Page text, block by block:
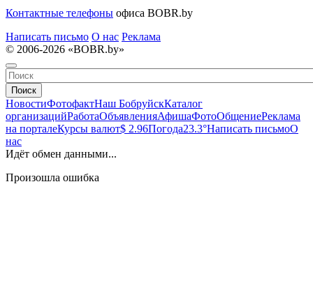
Контактные телефоны офиса BOBR.by
Написать письмо О нас Реклама
© 2006-2026 «BOBR.by»
Поиск
НовостиФотофактНаш БобруйскКаталог
организацийРаботаОбъявленияАфишаФотоОбщениеРеклама
на порталеКурсы валют$ 2.96Погода23.3°Написать письмоО
нас
Идёт обмен данными...
Произошла ошибка